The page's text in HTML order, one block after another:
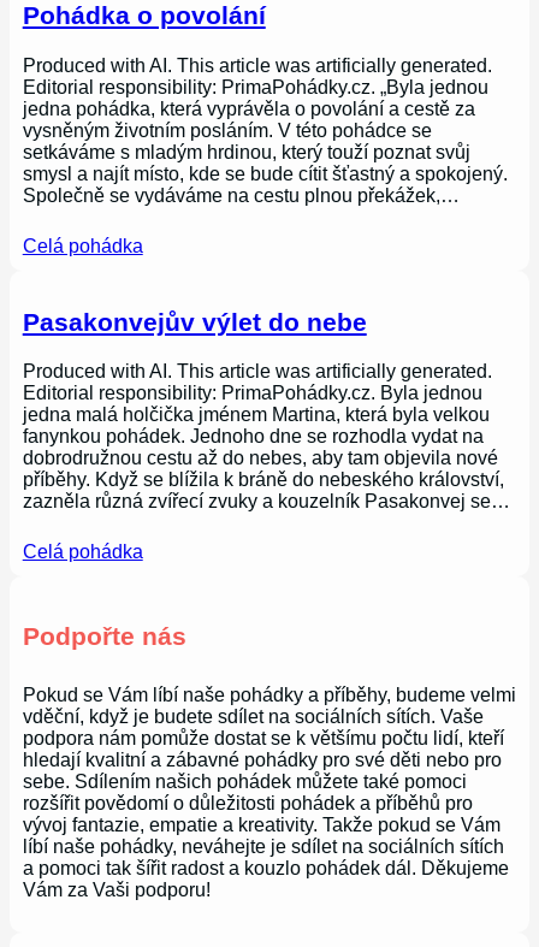
Pohádka o povolání
Produced with AI. This article was artificially generated.
Editorial responsibility: PrimaPohádky.cz. „Byla jednou
jedna pohádka, která vyprávěla o povolání a cestě za
vysněným životním posláním. V této pohádce se
setkáváme s mladým hrdinou, který touží poznat svůj
smysl a najít místo, kde se bude cítit šťastný a spokojený.
Společně se vydáváme na cestu plnou překážek,…
Celá pohádka
Pasakonvejův výlet do nebe
Produced with AI. This article was artificially generated.
Editorial responsibility: PrimaPohádky.cz. Byla jednou
jedna malá holčička jménem Martina, která byla velkou
fanynkou pohádek. Jednoho dne se rozhodla vydat na
dobrodružnou cestu až do nebes, aby tam objevila nové
příběhy. Když se blížila k bráně do nebeského království,
zazněla různá zvířecí zvuky a kouzelník Pasakonvej se…
Celá pohádka
Podpořte nás
Pokud se Vám líbí naše pohádky a příběhy, budeme velmi
vděční, když je budete sdílet na sociálních sítích. Vaše
podpora nám pomůže dostat se k většímu počtu lidí, kteří
hledají kvalitní a zábavné pohádky pro své děti nebo pro
sebe. Sdílením našich pohádek můžete také pomoci
rozšířit povědomí o důležitosti pohádek a příběhů pro
vývoj fantazie, empatie a kreativity. Takže pokud se Vám
líbí naše pohádky, neváhejte je sdílet na sociálních sítích
a pomoci tak šířit radost a kouzlo pohádek dál. Děkujeme
Vám za Vaši podporu!